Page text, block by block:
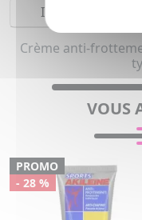
Indications
Crème anti-
VOUS
PROMO
- 28 %